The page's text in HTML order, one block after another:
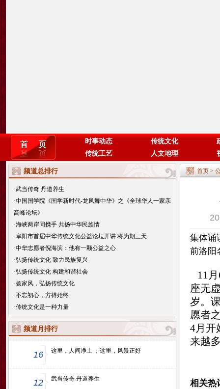
时事动态 传统文化
传统工艺
人文地理
频道总排行
·武当传奇 丹道养生
·中国国学院《国学新时代-龙凤舞中华》之《全球华人一家亲
高峰论坛》
·海峡两岸同携手 共扬中华民族情
·阜阳市首届中华传统文化公益论坛开讲 将为期三天
·中华志愿者倪海滨：他有一颗公益之心
·弘扬传统文化 致力民族复兴
·弘扬传统文化 构建和谐社会
·扬家风，弘扬传统文化
·不忘初心，方得始终
·传统文化是一种力量
频道月排行
16 这里，人间净土 ；这里，风景正好
12 武当传奇 丹道养生
首页>
集体诵
前洛阳
11
座无
岁。
愿者
4月开
来越
相关热